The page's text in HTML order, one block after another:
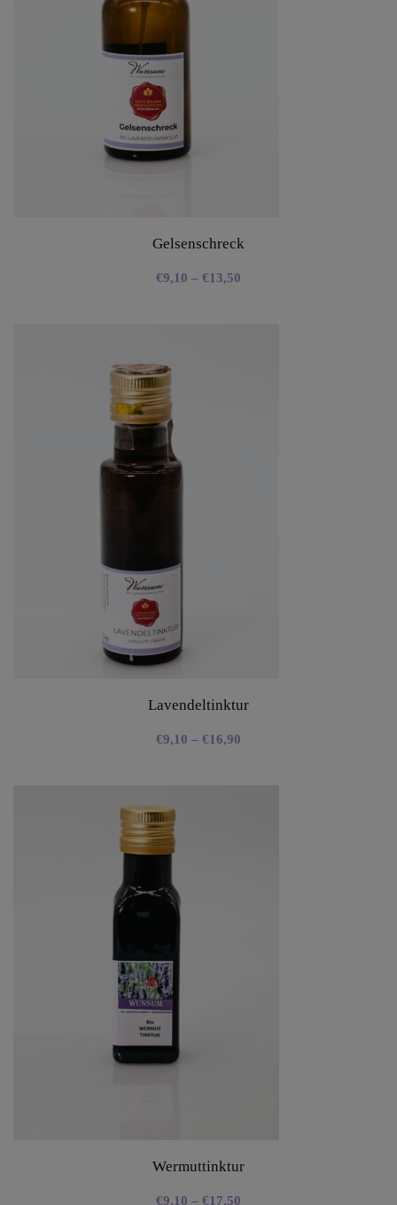
Gelsenschreck
€9,10 – €13,50
Lavendeltinktur
€9,10 – €16,90
Wermuttinktur
€9,10 – €17,50